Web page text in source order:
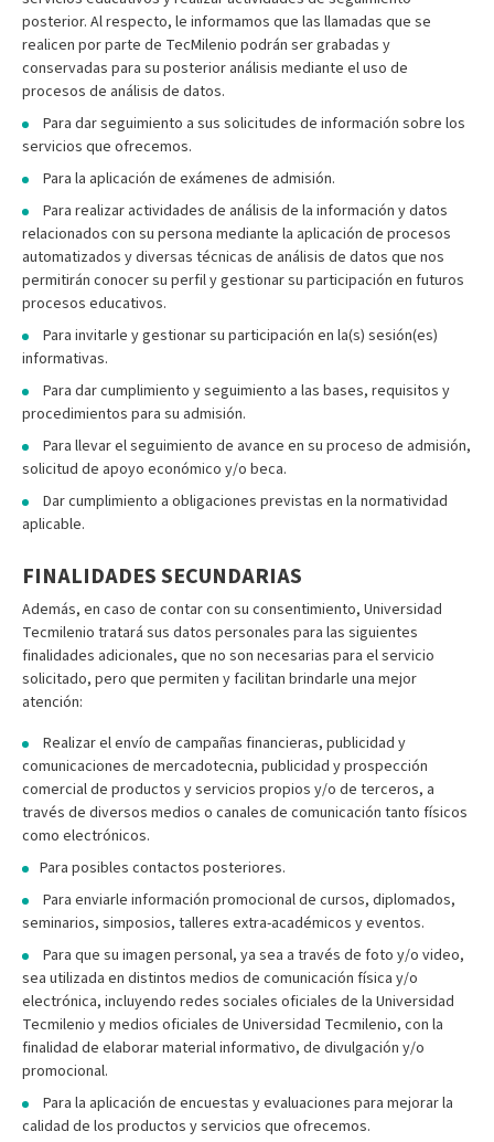
posterior. Al respecto, le informamos que las llamadas que se
realicen por parte de TecMilenio podrán ser grabadas y
conservadas para su posterior análisis mediante el uso de
procesos de análisis de datos.
Para dar seguimiento a sus solicitudes de información sobre los
servicios que ofrecemos.
Para la aplicación de exámenes de admisión.
Para realizar actividades de análisis de la información y datos
relacionados con su persona mediante la aplicación de procesos
automatizados y diversas técnicas de análisis de datos que nos
permitirán conocer su perfil y gestionar su participación en futuros
procesos educativos.
Para invitarle y gestionar su participación en la(s) sesión(es)
informativas.
Para dar cumplimiento y seguimiento a las bases, requisitos y
procedimientos para su admisión.
Para llevar el seguimiento de avance en su proceso de admisión,
solicitud de apoyo económico y/o beca.
Dar cumplimiento a obligaciones previstas en la normatividad
aplicable.
FINALIDADES SECUNDARIAS
Además, en caso de contar con su consentimiento, Universidad
Tecmilenio tratará sus datos personales para las siguientes
finalidades adicionales, que no son necesarias para el servicio
solicitado, pero que permiten y facilitan brindarle una mejor
atención:
Realizar el envío de campañas financieras, publicidad y
comunicaciones de mercadotecnia, publicidad y prospección
comercial de productos y servicios propios y/o de terceros, a
través de diversos medios o canales de comunicación tanto físicos
como electrónicos.
Para posibles contactos posteriores.
Para enviarle información promocional de cursos, diplomados,
seminarios, simposios, talleres extra-académicos y eventos.
Para que su imagen personal, ya sea a través de foto y/o video,
sea utilizada en distintos medios de comunicación física y/o
electrónica, incluyendo redes sociales oficiales de la Universidad
Tecmilenio y medios oficiales de Universidad Tecmilenio, con la
finalidad de elaborar material informativo, de divulgación y/o
promocional.
Para la aplicación de encuestas y evaluaciones para mejorar la
calidad de los productos y servicios que ofrecemos.